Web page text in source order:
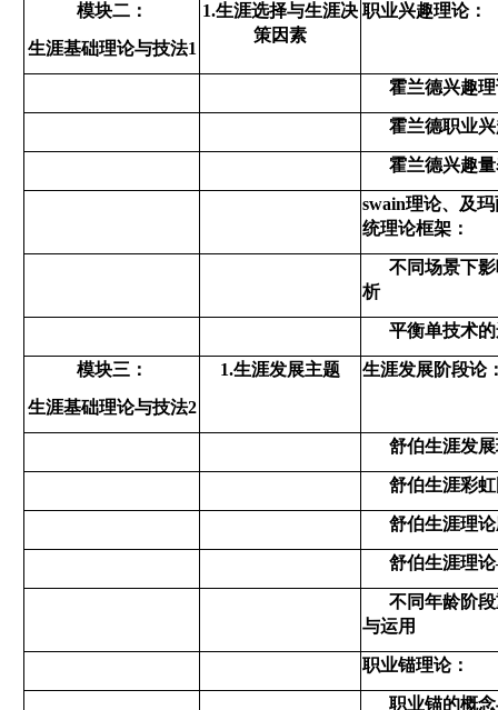
模块二：
生涯基础理论与技法1
1.生涯选择与生涯决
策因素
职业兴趣理论：
霍兰德兴趣
霍兰德职业
霍兰德兴趣
swain理论、及
统理论框架：
不同场景下
析
平衡单技术
模块三：
生涯基础理论与技法2
1.生涯发展主题 生涯发展阶段论
舒伯生涯发
舒伯生涯彩
舒伯生涯理
舒伯生涯理论
不同年龄阶
与运用
职业锚理论：
职业锚的概